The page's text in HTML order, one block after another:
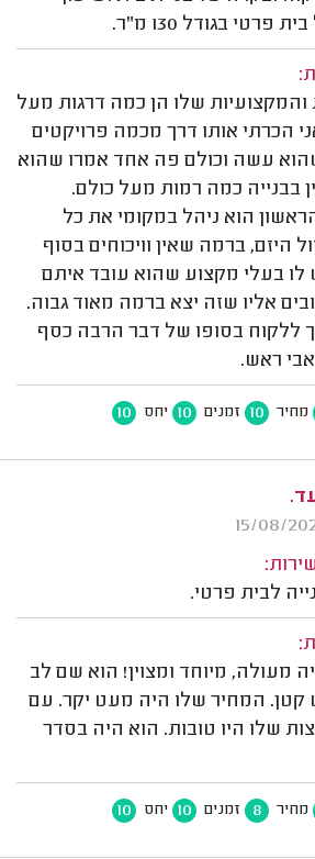
פרטי בגודל 130 מ"ר.
והמקצועיות שלו הן כמה דרגות מעל
הכרתי אותו דרך מכמה פרויקטים
עשה וכולם פה אחד אמרו שהוא
בבנייה כמה רמות מעל כולם.
הוא ניהל במקומי את כל
היזם, ברמה שאין וויכוחים בסוף
לו בעלי מקצוע שהוא עובד איתם
אליו שזה יצא ברמה מאוד גבוה.
ללקוח בסופו של דבר הרבה כסף
ראש.
מחיר 10 זמנים 10 יחס 10
לבית פרטי.
מעולה, מיוחד ומצוין! הוא שם לב
קטן. המחיר שלו היה מעט יקר. עם
שלו היו טובות. הוא היה בסדר
מחיר 8 זמנים 10 יחס 10